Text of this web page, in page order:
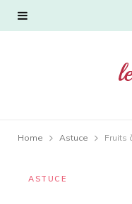
Home Astuce Fruits
ASTUCE